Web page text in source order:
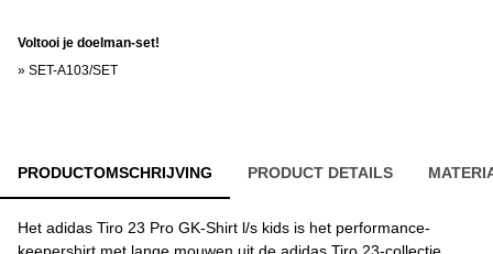
Voltooi je doelman-set!
» SET-A103/SET
PRODUCTOMSCHRIJVING PRODUCT DETAILS
Het adidas Tiro 23 Pro GK-Shirt l/s kids is het performance-